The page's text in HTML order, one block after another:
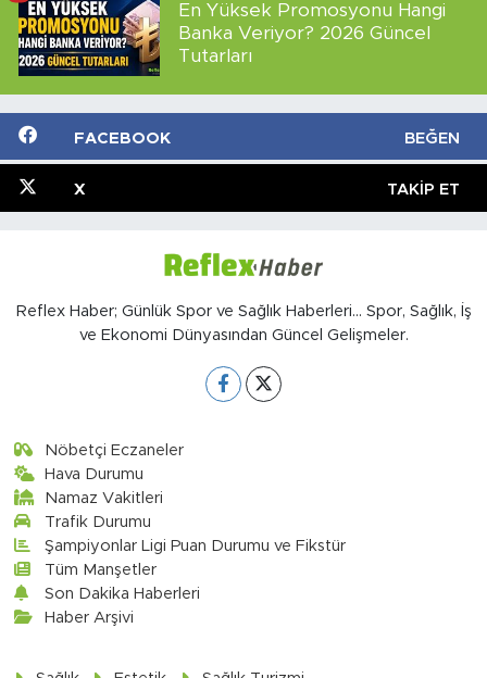
En Yüksek Promosyonu Hangi
Banka Veriyor? 2026 Güncel
Tutarları
FACEBOOK BEĞEN
X TAKIP ET
Reflex Haber; Günlük Spor ve Sağlık Haberleri... Spor, Sağlık, İş
ve Ekonomi Dünyasından Güncel Gelişmeler.
Nöbetçi Eczaneler
Hava Durumu
Namaz Vakitleri
Trafik Durumu
Şampiyonlar Ligi Puan Durumu ve Fikstür
Tüm Manşetler
Son Dakika Haberleri
Haber Arşivi